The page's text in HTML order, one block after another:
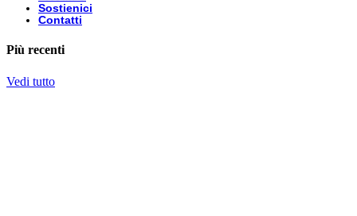
Sostienici
Contatti
Più recenti
Vedi tutto